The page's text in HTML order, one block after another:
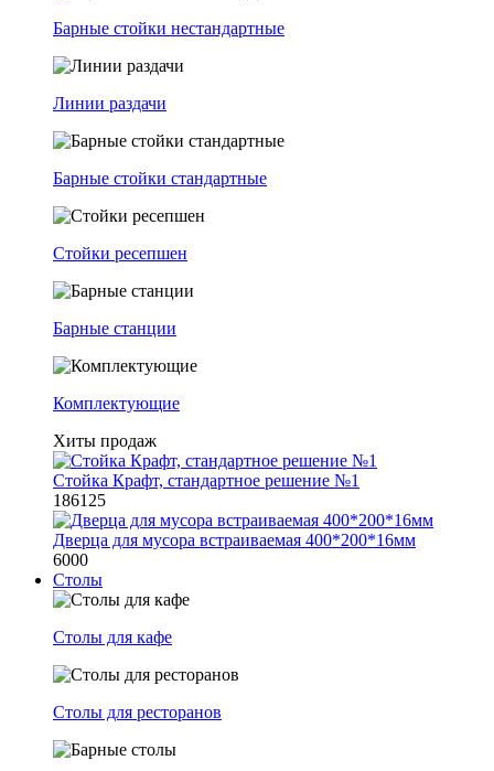
Барные стойки нестандартные
Линии раздачи
Барные стойки стандартные
Стойки ресепшен
Барные станции
Комплектующие
Хиты продаж
Стойка Крафт, стандартное решение №1
186125
Дверца для мусора встраиваемая 400*200*16мм
6000
Столы
Столы для кафе
Столы для ресторанов